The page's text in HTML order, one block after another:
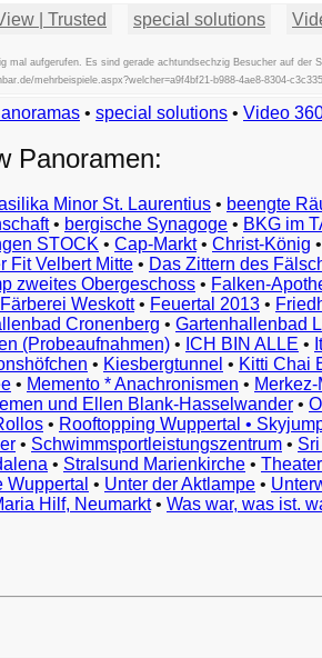
| Trusted special solutions
mal aufgerufen. Es sind gerade achtundsechzig Besucher auf der
mehrbeispiele.aspx?welcher=a9f4bf21-b988-4ae8-8304-
Beispiele
Exemples
Vorbeelden
Przykłady
Ejemplos
Örnekler
Παραδείγματα
Примеры
示
例
例
예
• special solutions • Video
Panoramen:
Minor St. Laurentius • beengte
• bergische Synagoge • BKG im
STOCK • Cap-Markt• Christ-König •
Fit Velbert Mitte • Das Zittern des
zweites Obergeschoss • Falken-
Färberei Weskott• Feuertal 2013 •
Cronenberg • Gartenhallenbad
(Probeaufnahmen) • ICH BIN ALLE •
• Kiesbergtunnel • Kitti Chai
• Memento * Anachronismen •
und Ellen Blank-Hasselwander •
• Rooftopping Wuppertal •
• Schwimmsportleistungszentrum •
• Stralsund Marienkirche •
• Unter der Aktlampe •
Hilf, Neumarkt• Was war, was ist.